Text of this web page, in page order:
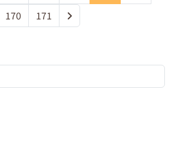
170 171